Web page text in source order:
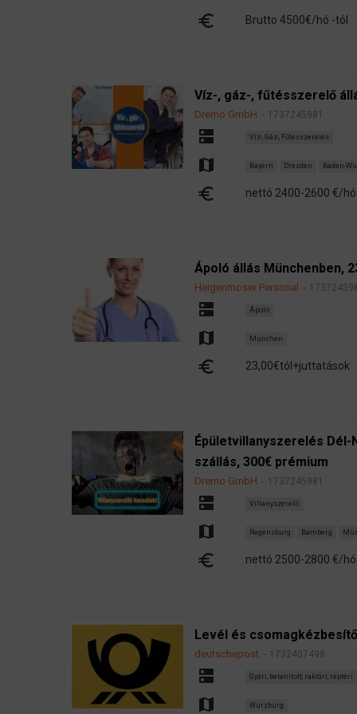
euro Brutto 4500€/hó -tól
Víz-, gáz-, fűtésszerelő
Dremo GmbH 1737245981
dns Víz-, Gáz-, Fűtésszerelés
map Bayern Dresden Baden-
euro nettó 2400-2600 €/hó
Ápoló állás Münchenben,
Heigenmoser Personal
dns Ápoló
map München
euro 23,00€tól+juttatások
Épületvillanyszerelés
szállás, 300€ prémium
Dremo GmbH 1737245981
dns Villanyszerelő
map Regensburg Bamberg
euro nettó 2500-2800 €/hó
Levél és
deutschepost 1732407498
dns Gyári, betanított, raktári, reptéri
map Würzburg